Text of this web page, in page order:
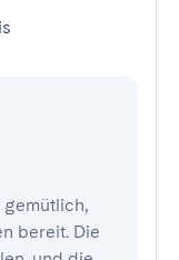
bereit. Die